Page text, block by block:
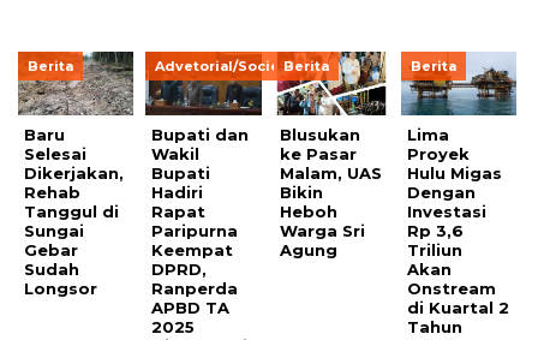
Berita
Baru
Selesai
Dikerjakan,
Rehab
Tanggul di
Sungai
Gebar
Sudah
Longsor
Advetorial/Society
Bupati dan
Wakil
Bupati
Hadiri
Rapat
Paripurna
Keempat
DPRD,
Ranperda
APBD TA
2025
Berita
Blusukan
ke Pasar
Malam, UAS
Bikin
Heboh
Warga Sri
Agung
Berita
Lima
Proyek
Hulu Migas
Dengan
Investasi
Rp 3,6
Triliun
Akan
Onstream
di Kuartal 2
Tahun